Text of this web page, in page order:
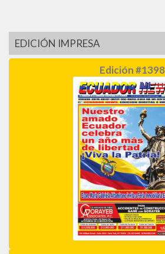
EDICIÓN IMPRESA
Edición #1398